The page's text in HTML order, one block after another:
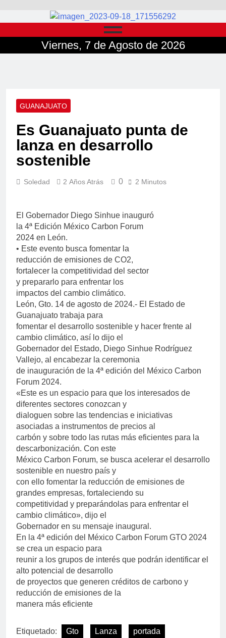
Viernes, 7 de Agosto de 2026
GUANAJUATO
Es Guanajuato punta de
lanza en desarrollo
sostenible
Soledad 2 Años Atrás 0 2 Minutos
El Gobernador Diego Sinhue inauguró
la 4ª Edición México Carbon Forum
2024 en León.
• Este evento busca fomentar la
reducción de emisiones de CO2,
fortalecer la competitividad del sector
y prepararlo para enfrentar los
impactos del cambio climático.
León, Gto. 14 de agosto de 2024.- El Estado de
Guanajuato trabaja para
fomentar el desarrollo sostenible y hacer frente al
cambio climático, así lo dijo el
Gobernador del Estado, Diego Sinhue Rodríguez
Vallejo, al encabezar la ceremonia
de inauguración de la 4ª edición del México Carbon
Forum 2024.
«Este es un espacio para que los interesados de
diferentes sectores conozcan y
dialoguen sobre las tendencias e iniciativas
asociadas a instrumentos de precios al
carbón y sobre todo las rutas más eficientes para la
descarbonización. Con este
México Carbon Forum, se busca acelerar el desarrollo
sostenible en nuestro país y
con ello fomentar la reducción de emisiones de
grandes empresas, fortaleciendo su
competitividad y preparándolas para enfrentar el
cambio climático», dijo el
Gobernador en su mensaje inaugural.
En la 4ª edición del México Carbon Forum GTO 2024
se crea un espacio para
reunir a los grupos de interés que podrán identificar el
alto potencial de desarrollo
de proyectos que generen créditos de carbono y
reducción de emisiones de la
manera más eficiente
Etiquetado: Gto Lanza portada